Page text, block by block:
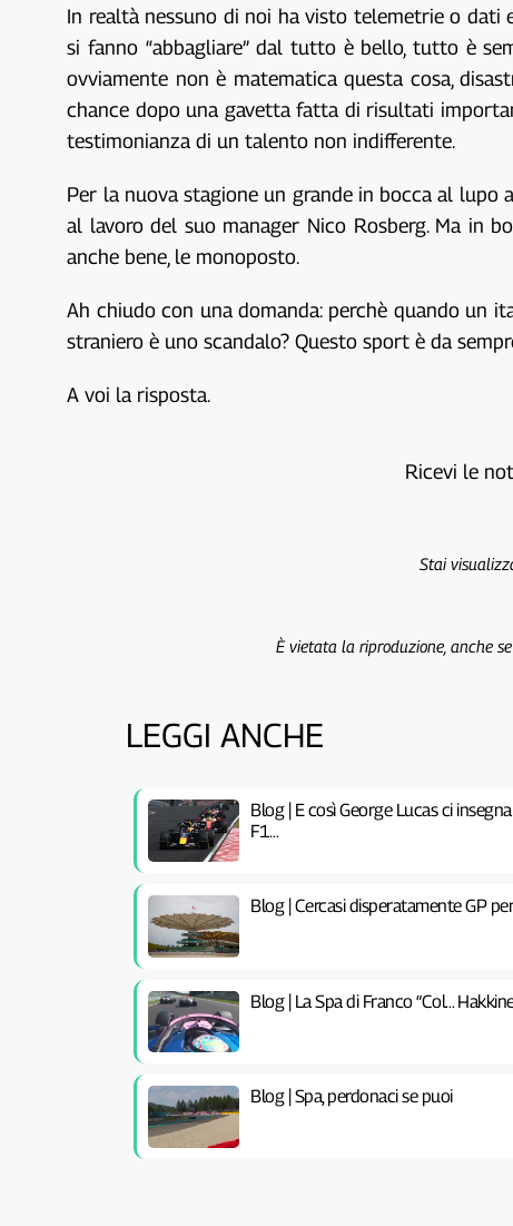
In realtà nessuno di noi ha visto telemetrie o
si fanno “abbagliare” dal tutto è bello, tutto è
ovviamente non è matematica questa cosa,
chance dopo una gavetta fatta di risultati
testimonianza di un talento non indifferente.
Per la nuova stagione un grande in bocca al
al lavoro del suo manager Nico Rosberg. Ma in
anche bene, le monoposto.
Ah chiudo con una domanda: perchè quando un
straniero è uno scandalo? Questo sport è da
A voi la risposta.
Ricevi le
Stai
È vietata la riproduzione, anche
LEGGI ANCHE
Blog | E così George Lucas ci
F1…
Blog | Cercasi disperatamente GP
Blog | La Spa di Franco “Col…
Blog | Spa, perdonaci se puoi